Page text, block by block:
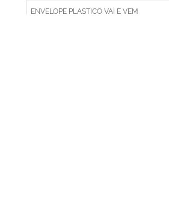
ENVELOPE PLASTICO VAI E VEM